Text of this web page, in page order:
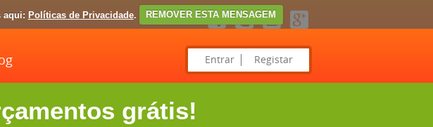
aqui: Políticas de Privacidade. REMOVER ESTA MENSAGEM
Entrar Registar
grátis!